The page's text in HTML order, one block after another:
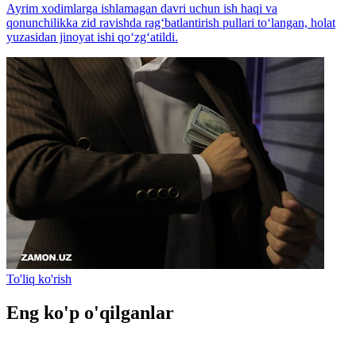
Ayrim xodimlarga ishlamagan davri uchun ish haqi va
qonunchilikka zid ravishda rag‘batlantirish pullari to‘langan, holat
yuzasidan jinoyat ishi qo‘zg‘atildi.
To'liq ko'rish
Eng ko'p o'qilganlar